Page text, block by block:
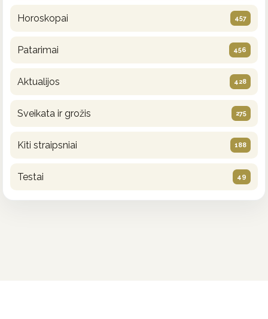
Horoskopai 457
Patarimai 456
Aktualijos 428
Sveikata ir grožis 275
Kiti straipsniai 188
Testai 49